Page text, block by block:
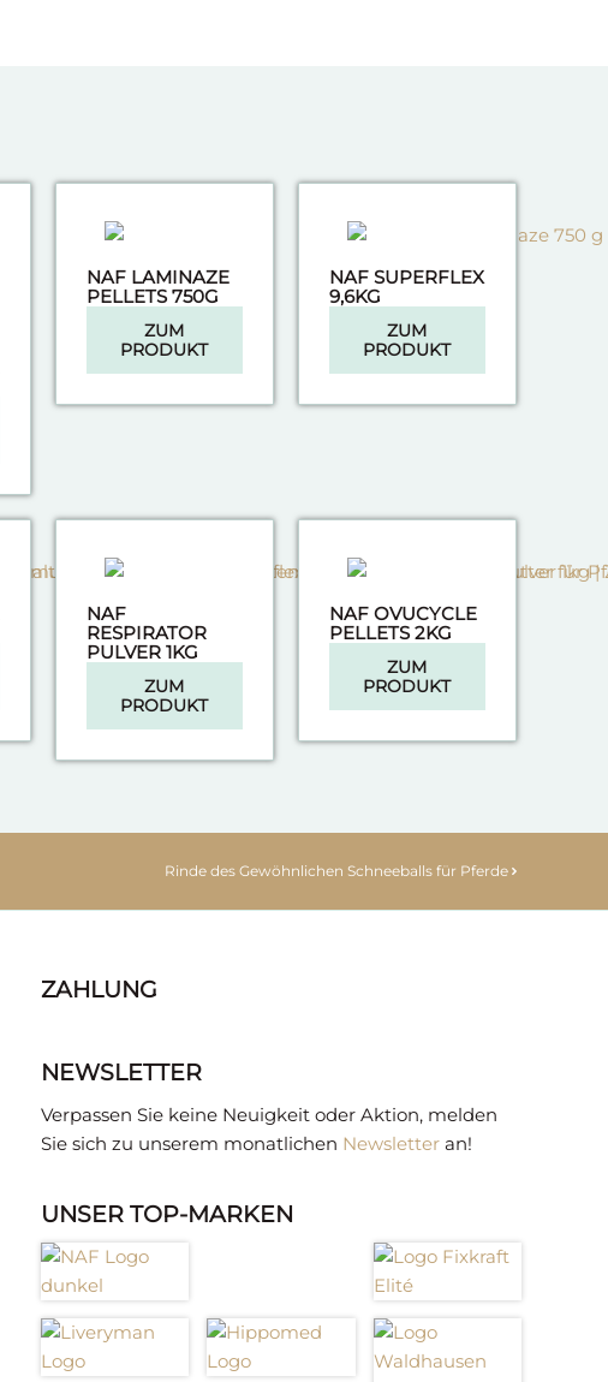
NAF LAMINAZE
PELLETS 750G
ZUM
PRODUKT
NAF SUPERFLEX
9,6KG
ZUM
PRODUKT
NAF
RESPIRATOR
PULVER 1KG
ZUM
PRODUKT
NAF OVUCYCLE
PELLETS 2KG
ZUM
PRODUKT
Rinde des Gewöhnlichen Schneeballs für Pferde
ZAHLUNG
NEWSLETTER
Verpassen Sie keine Neuigkeit oder Aktion, melden
Sie sich zu unserem monatlichen Newsletter an!
UNSER TOP-MARKEN